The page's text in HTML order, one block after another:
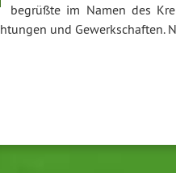
begrüßte im Namen des
und Gewerkschaften.